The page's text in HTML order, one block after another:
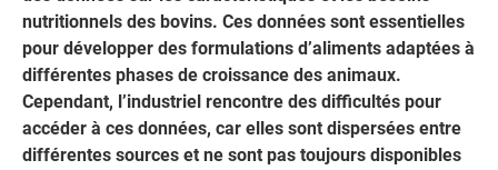
nutritionnels des bovins. Ces données sont essentielles
pour développer des formulations d’aliments adaptées à
différentes phases de croissance des animaux.
Cependant, l’industriel rencontre des difficultés pour
accéder à ces données, car elles sont dispersées entre
différentes sources et ne sont pas toujours disponibles